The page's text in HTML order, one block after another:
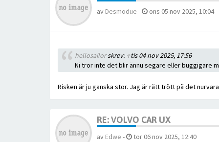
av Desmodue - ons 05 nov 2025, 10:04
hellosailorskrev:↑tis 04 nov 2025, 17:56
Ni tror inte det blir ännu segare eller buggigare
Risken är ju ganska stor. Jag är rätt trött på det
RE: VOLVO CAR UX
av Edwe - tor 06 nov 2025, 12:40